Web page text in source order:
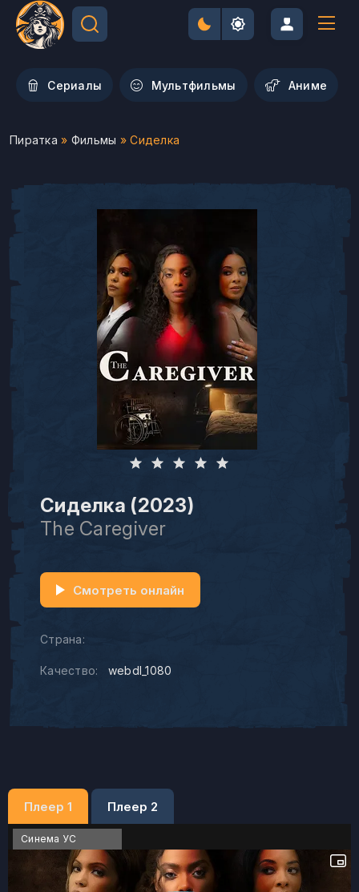
Сериалы Мультфильмы Aниме
Пиратка » Фильмы » Сиделка
Сиделка (2023)
The Caregiver
Страна:
Качество: webdl_1080
Смотреть онлайн
Плеер 1 Плеер 2
Синема УС